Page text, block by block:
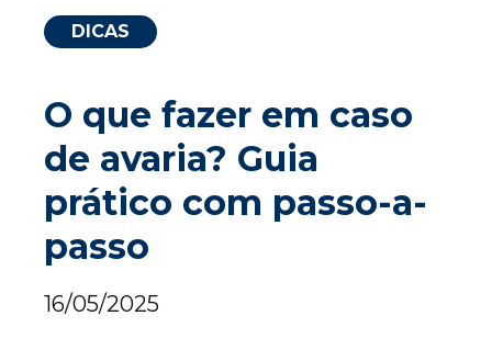
DICAS
O que fazer em caso
de avaria? Guia
prático com passo-a-
passo
16/05/2025